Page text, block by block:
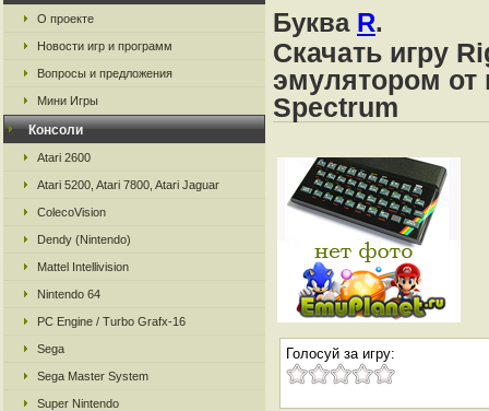
О проекте
Новости игр и программ
Вопросы и предложения
Мини Игры
Консоли
Atari 2600
Atari 5200, Atari 7800, Atari Jaguar
ColecoVision
Dendy (Nintendo)
Mattel Intellivision
Nintendo 64
PC Engine / Turbo Grafx-16
Sega
Sega Master System
Super Nintendo
Буква R.
Скачать игру
эмулятором от
Spectrum
Голосуй за игру: